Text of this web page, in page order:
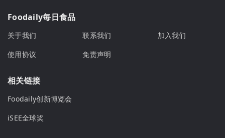
Foodaily每日食品
关于我们 联系我们
加入我们
使用协议
免责声明
相关链接
Foodaily创新博览会
iSEE全球奖